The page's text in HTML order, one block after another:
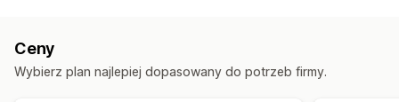
Specyfikacja towarów
Obliczanie podatku
Ceny
Wybierz plan najlepiej dopasowany do potrzeb firmy.